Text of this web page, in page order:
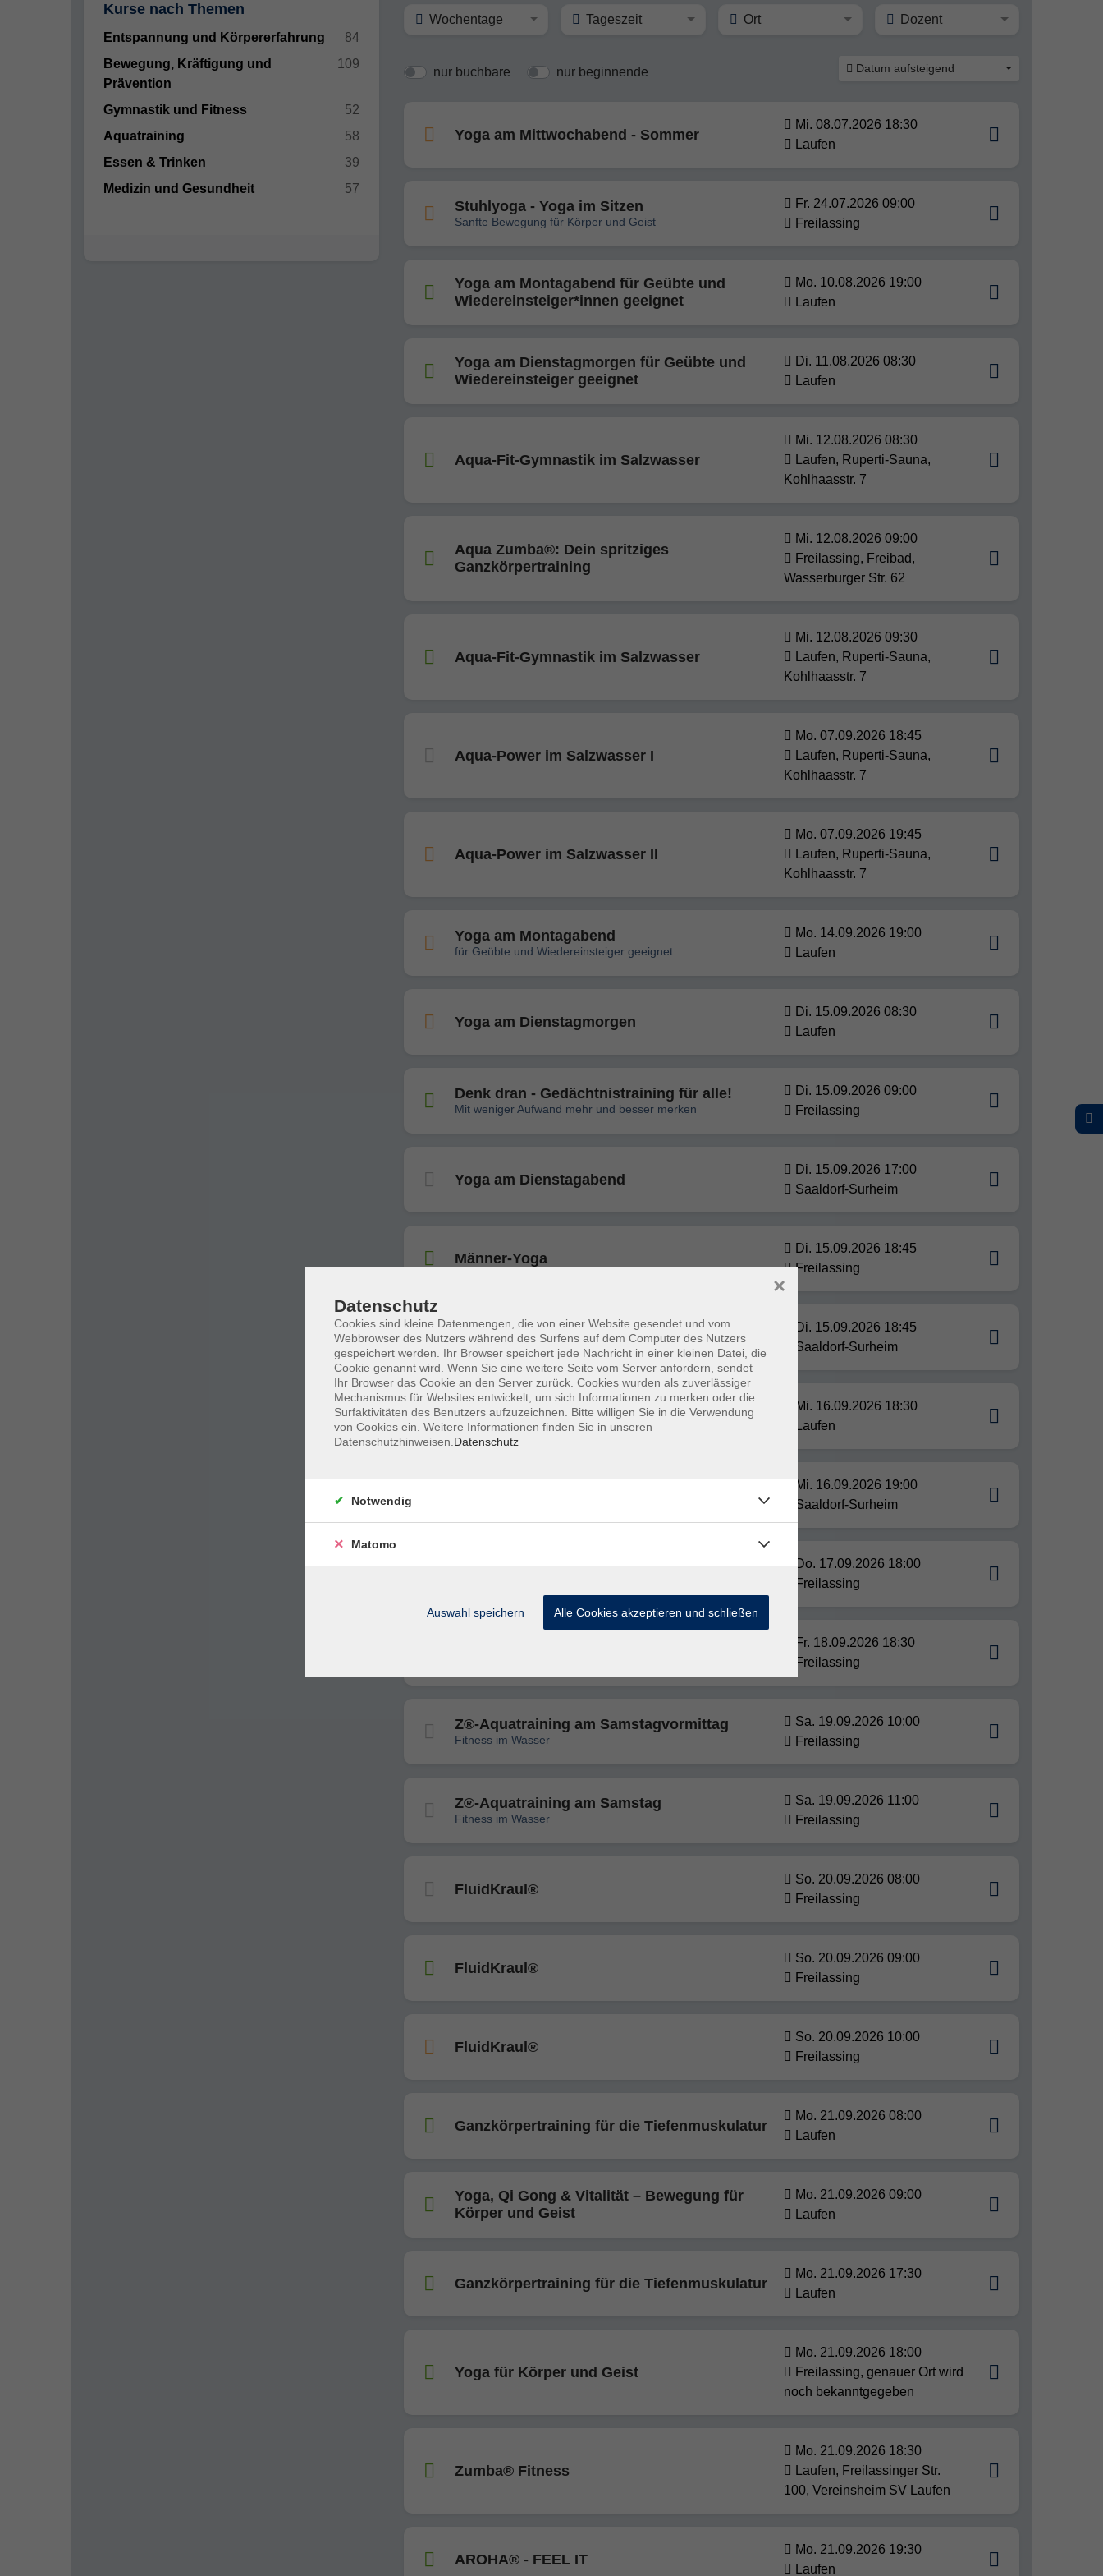
Kurse nach Themen
Entspannung und Körpererfahrung
84
Bewegung, Kräftigung und
Prävention
109
Gymnastik und Fitness
52
Aquatraining
58
Essen & Trinken
39
Medizin und Gesundheit
57
Wochentage Tageszeit Ort Dozent
nur buchbare nur beginnende Datum aufsteigend
Yoga am Mittwochabend - Sommer
Mi. 08.07.2026 18:30
Laufen
Stuhlyoga - Yoga im Sitzen
Sanfte Bewegung für Körper und Geist
Fr. 24.07.2026 09:00
Freilassing
Yoga am Montagabend für Geübte und
Wiedereinsteiger*innen geeignet
Mo. 10.08.2026 19:00
Laufen
Yoga am Dienstagmorgen für Geübte und
Wiedereinsteiger geeignet
Di. 11.08.2026 08:30
Laufen
Aqua-Fit-Gymnastik im Salzwasser
Mi. 12.08.2026 08:30
Laufen, Ruperti-Sauna,
Kohlhaasstr. 7
Aqua Zumba®: Dein spritziges
Ganzkörpertraining
Mi. 12.08.2026 09:00
Freilassing, Freibad,
Wasserburger Str. 62
Aqua-Fit-Gymnastik im Salzwasser
Mi. 12.08.2026 09:30
Laufen, Ruperti-Sauna,
Kohlhaasstr. 7
Aqua-Power im Salzwasser I
Mo. 07.09.2026 18:45
Laufen, Ruperti-Sauna,
Kohlhaasstr. 7
Aqua-Power im Salzwasser II
Mo. 07.09.2026 19:45
Laufen, Ruperti-Sauna,
Kohlhaasstr. 7
Yoga am Montagabend
für Geübte und Wiedereinsteiger geeignet
Mo. 14.09.2026 19:00
Laufen
Yoga am Dienstagmorgen
Di. 15.09.2026 08:30
Laufen
Denk dran - Gedächtnistraining für alle!
Mit weniger Aufwand mehr und besser merken
Di. 15.09.2026 09:00
Freilassing
Yoga am Dienstagabend
Di. 15.09.2026 17:00
Saaldorf-Surheim
Männer-Yoga
Di. 15.09.2026 18:45
Freilassing
Yoga am Dienstagabend
Di. 15.09.2026 18:45
Saaldorf-Surheim
Yoga am Mittwochabend
Mi. 16.09.2026 18:30
Laufen
Mi. 16.09.2026 19:00
Saaldorf-Surheim
Yoga und Meditation
Do. 17.09.2026 18:00
Freilassing
Fr. 18.09.2026 18:30
Freilassing
Z®-Aquatraining am Samstagvormittag
Fitness im Wasser
Sa. 19.09.2026 10:00
Freilassing
Z®-Aquatraining am Samstag
Fitness im Wasser
Sa. 19.09.2026 11:00
Freilassing
FluidKraul®
So. 20.09.2026 08:00
Freilassing
FluidKraul®
So. 20.09.2026 09:00
Freilassing
FluidKraul®
So. 20.09.2026 10:00
Freilassing
Ganzkörpertraining für die Tiefenmuskulatur
Mo. 21.09.2026 08:00
Laufen
Yoga, Qi Gong & Vitalität – Bewegung für
Körper und Geist
Mo. 21.09.2026 09:00
Laufen
Ganzkörpertraining für die Tiefenmuskulatur
Mo. 21.09.2026 17:30
Laufen
Yoga für Körper und Geist
Mo. 21.09.2026 18:00
Freilassing, genauer Ort wird
noch bekanntgegeben
Zumba® Fitness
Mo. 21.09.2026 18:30
Laufen, Freilassinger Str.
100, Vereinsheim SV Laufen
AROHA® - FEEL IT
Mo. 21.09.2026 19:30
Laufen
Datenschutz
Cookies sind kleine Datenmengen, die von einer Website gesendet und vom
Webbrowser des Nutzers während des Surfens auf dem Computer des Nutzers
gespeichert werden. Ihr Browser speichert jede Nachricht in einer kleinen Datei, die
Cookie genannt wird. Wenn Sie eine weitere Seite vom Server anfordern, sendet
Ihr Browser das Cookie an den Server zurück. Cookies wurden als zuverlässiger
Mechanismus für Websites entwickelt, um sich Informationen zu merken oder die
Surfaktivitäten des Benutzers aufzuzeichnen. Bitte willigen Sie in die Verwendung
von Cookies ein. Weitere Informationen finden Sie in unseren
Datenschutzhinweisen. Datenschutz
×
Notwendig
Matomo
Auswahl speichern Alle Cookies akzeptieren und schließen